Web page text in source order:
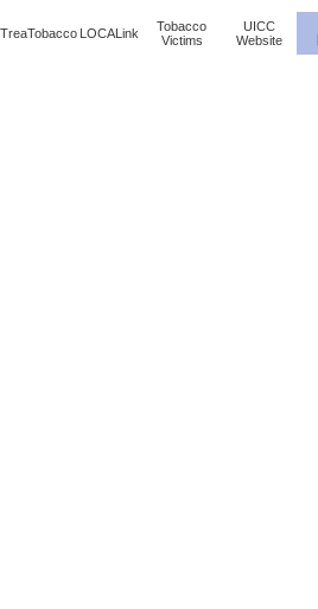
TreaTobacco LOCALink
Tobacco
Victims
UICC
Website